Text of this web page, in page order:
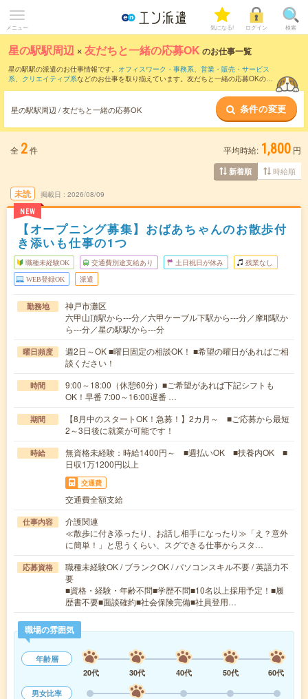
メニュー 気になる! ログイン 検索
星の駅駅周辺 ×友だちと一緒の応募OK のお仕事一覧
星の駅駅の派遣のお仕事情報です。 オフィスワーク・事務系、 営業・販売・サービス
系、 クリエイティブ系などのお仕事を取り揃えています。友だちと一緒の応募OKの条
星の駅駅周辺 / 友だちと一緒の応募OK 条件の変更
全 2件 平均時給: 1,800 円
新着順 時給順
未読
NEW
掲載日 2026/08/09
【オープニング募集】おばあちゃんのお散歩付
き添いも仕事の1つ
職種未経験OK 交通費別途支給あり 土日祝日が休み 残業なし
WEB登録OK 派遣
勤務地
神戸市灘区
六甲山頂駅から---分／六甲ケーブル下駅から---分／摩耶駅か
ら---分／星の駅駅から---分
曜日頻度
週2日～OK ■曜日固定の相談OK！ ■希望の曜日があればご相
談ください！
時間
9:00～18:00（休憩60分）■ご希望があれば下記シフトも
OK！早番 7:00～16:00遅番 …
期間
【8月中のスタートOK！急募！】2カ月～ ■ご応募から最短
2～3日後に就業が可能です！
時給
無資格未経験：時給1400円～ ■週払いOK ■扶養内OK ■
日収1万1200円以上
交通費
交通費全額支給
仕事内容
介護関連
≪散歩に付き添ったり、お話し相手になったり≫「え？意外
に簡単！」と思うくらい、スグできる仕事からスタ…
応募資格
職種未経験OK / ブランクOK / パソコンスキル不要 / 英語力不
要
■資格・経験・年齢不問■学歴不問■10名以上採用予定！■履
歴書不要■面談確約■社会保険完備■社員登用…
職場の雰囲気
年齢層
20代
30代 40代 50代
60代
男女比率